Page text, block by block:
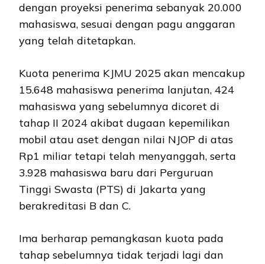
dengan proyeksi penerima sebanyak 20.000
mahasiswa, sesuai dengan pagu anggaran
yang telah ditetapkan.
Kuota penerima KJMU 2025 akan mencakup
15.648 mahasiswa penerima lanjutan, 424
mahasiswa yang sebelumnya dicoret di
tahap II 2024 akibat dugaan kepemilikan
mobil atau aset dengan nilai NJOP di atas
Rp1 miliar tetapi telah menyanggah, serta
3.928 mahasiswa baru dari Perguruan
Tinggi Swasta (PTS) di Jakarta yang
berakreditasi B dan C.
Ima berharap pemangkasan kuota pada
tahap sebelumnya tidak terjadi lagi dan